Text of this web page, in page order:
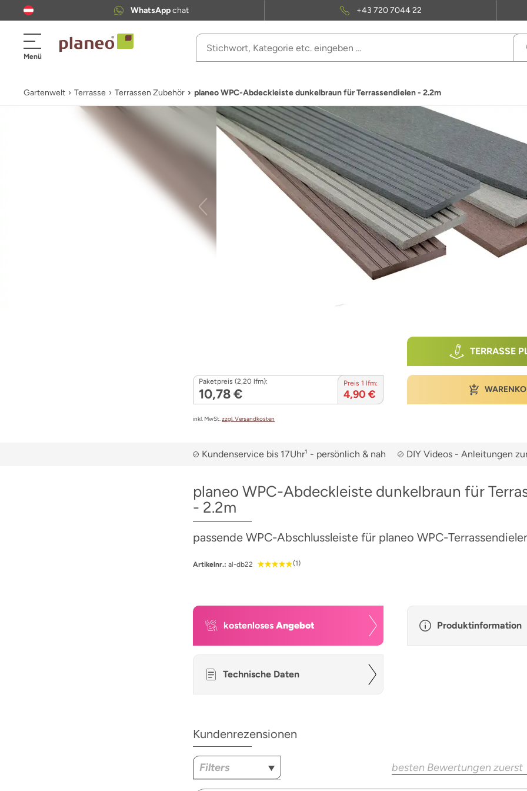
WhatsAppchat +43 720 7044 22
Menü
Gartenwelt Terrasse Terrassen Zubehör planeo WPC-Abdeckleiste dunkelbraun für Terrassendielen - 2.2m
Paketpreis (2,20 lfm):
10,78 €
Preis 1 lfm:
4,90 €
TERRASSE
inkl. MwSt.zzgl. Versandkosten
Kundenservice bis 17Uhr¹ - persönlich & nah DIY Videos - Anleitungen
planeo WPC-Abdeckleiste dunkelbraun für
- 2.2m
passende WPC-Abschlussleiste für planeo WPC-
Artikelnr.: al-db22 (1)
kostenloses Angebot Produktinformation
Technische Daten
Kundenrezensionen